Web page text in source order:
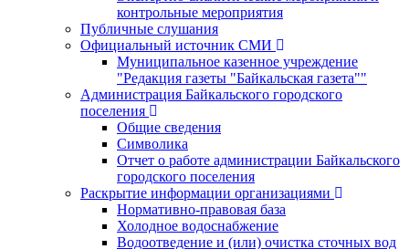
контрольные мероприятия
Публичные слушания
Официальный источник СМИ
Муниципальное казенное учреждение
"Редакция газеты "Байкальская газета""
Администрация Байкальского городского
поселения
Общие сведения
Символика
Отчет о работе администрации Байкальского
городского поселения
Раскрытие информации организациями
Нормативно-правовая база
Холодное водоснабжение
Водоотведение и (или) очистка сточных вод